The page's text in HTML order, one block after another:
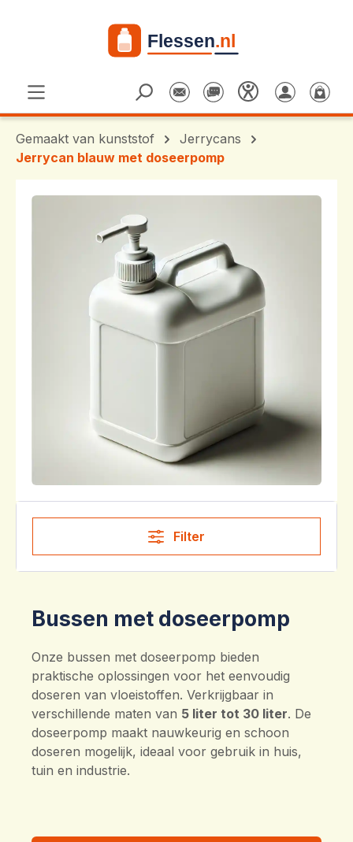
Gemaakt van kunststof
Jerrycans
Jerrycan blauw met doseerpomp
Filter
Bussen met doseerpomp
Onze bussen met doseerpomp bieden
praktische oplossingen voor het eenvoudig
doseren van vloeistoffen. Verkrijgbaar in
verschillende maten van 5 liter tot 30 liter. De
doseerpomp maakt nauwkeurig en schoon
doseren mogelijk, ideaal voor gebruik in huis,
tuin en industrie.